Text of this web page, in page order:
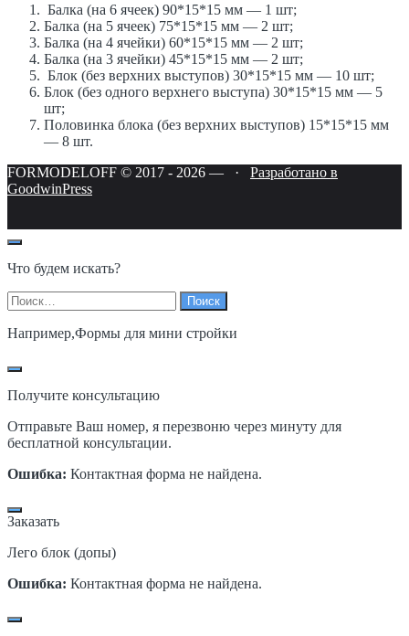
Балка (на 6 ячеек) 90*15*15 мм — 1 шт;
Балка (на 5 ячеек) 75*15*15 мм — 2 шт;
Балка (на 4 ячейки) 60*15*15 мм — 2 шт;
Балка (на 3 ячейки) 45*15*15 мм — 2 шт;
Блок (без верхних выступов) 30*15*15 мм — 10 шт;
Блок (без одного верхнего выступа) 30*15*15 мм — 5
шт;
Половинка блока (без верхних выступов) 15*15*15 мм
— 8 шт.
FORMODELOFF © 2017 - 2026 — · Разработано в
GoodwinPress
Что будем искать?
Найти:
Например,Формы для мини стройки
Получите консультацию
Отправьте Ваш номер, я перезвоню через минуту для
бесплатной консультации.
Ошибка: Контактная форма не найдена.
Заказать
Лего блок (допы)
Ошибка: Контактная форма не найдена.